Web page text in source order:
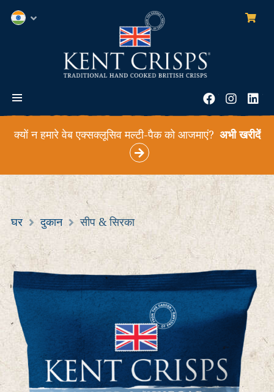
हिन्दी;
फेसबुक
मेन्यू
क्यों न हमारे वेब एक्सक्लूसिव मल्टी-पैक को आजमाएं? अभी खरीदें
घर दुकान सीप & सिरका